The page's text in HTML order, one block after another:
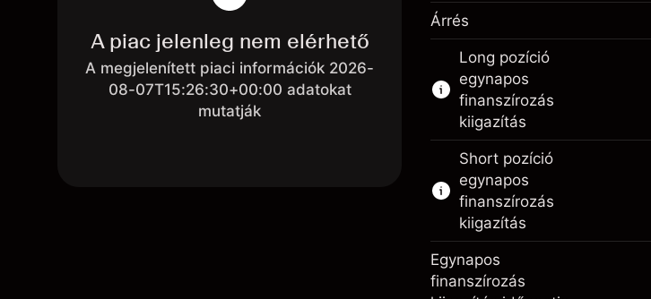
A piac jelenleg nem elérhető
A megjelenített piaci információk 2026-
08-07T15:26:30+00:00 adatokat
mutatják
Ez a pénzügyi eszköz
outokon keresztül is
Bővebb információk:
CFD-k
Knock-outok
Árrés
Long pozíció
egynapos
finanszírozás
kiigazítás
Fedezet. A befektetése
Short pozíció
egynapos
finanszírozás
kiigazítás
Egynapos
finanszírozás